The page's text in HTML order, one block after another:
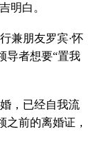
明白。
兼朋友罗宾·怀
者想要“置我
，已经自我流
之前的离婚证，